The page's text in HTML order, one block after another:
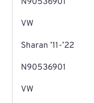
VW
Sharan ’11-’22
N90536901
VW